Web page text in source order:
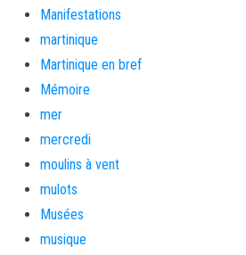
Manifestations
martinique
Martinique en bref
Mémoire
mer
mercredi
moulins à vent
mulots
Musées
musique